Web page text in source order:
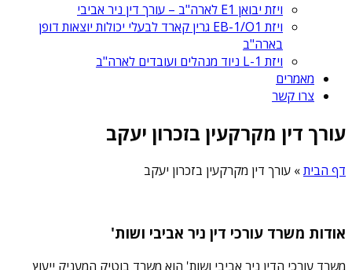
ויזת יבואן E1 לארה"ב – עורך דין ניר אביבי
ויזת EB-1/O1 גרין קארד לבעלי יכולות יוצאות דופן
בארה"ב
ויזת L-1 ניוד מנהלים ועובדים לארה"ב
מאמרים
צרו קשר
עורך דין מקרקעין בזכרון יעקב
דף הבית» עורך דין מקרקעין בזכרון יעקב
אודות משרד עורכי דין ניר אביבי ושות'
משרד עורכי הדין ניר אביבי ושות' הוא משרד בוטיק המעניק ייעוץ